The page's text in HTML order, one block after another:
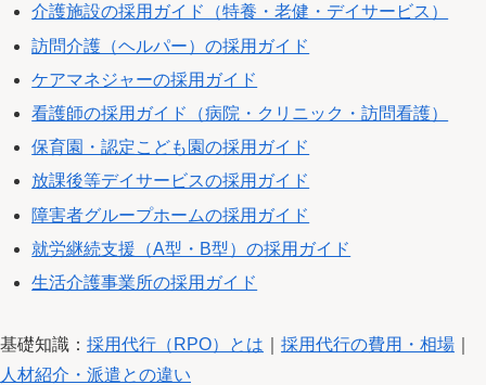
介護施設の採用ガイド（特養・老健・デイサービス）
訪問介護（ヘルパー）の採用ガイド
ケアマネジャーの採用ガイド
看護師の採用ガイド（病院・クリニック・訪問看護）
保育園・認定こども園の採用ガイド
放課後等デイサービスの採用ガイド
障害者グループホームの採用ガイド
就労継続支援（A型・B型）の採用ガイド
生活介護事業所の採用ガイド
基礎知識： 採用代行（RPO）とは 採用代行の費用・相場
人材紹介・派遣との違い